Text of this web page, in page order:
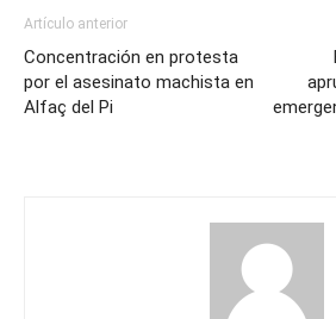
Artículo anterior
Concentración en protesta
por el asesinato machista en
Alfaç del Pi